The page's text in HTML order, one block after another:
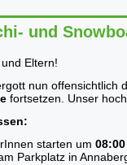
und
Eltern!
nun offensichtlich
fortsetzen. Unser
starten um
Parkplatz in